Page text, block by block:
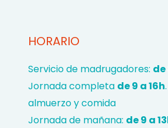
HORARIO
Servicio de madrugadores: de
Jornada completa de 9 a 16h
almuerzo y comida
Jornada de mañana: de 9 a